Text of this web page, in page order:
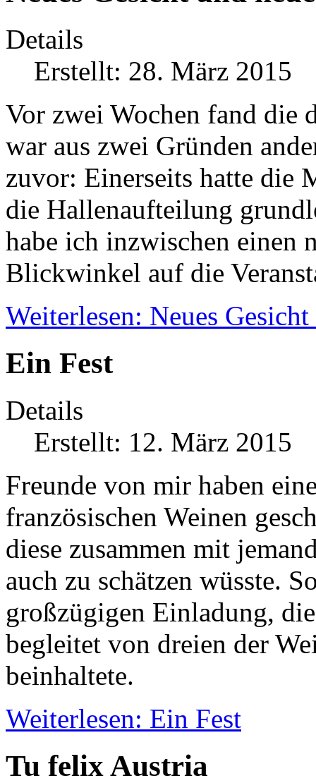
Details
Erstellt: 28. März 2015
Vor zwei Wochen fand die
war aus zwei Gründen
zuvor: Einerseits hatte die
die Hallenaufteilung
habe ich inzwischen einen
Blickwinkel auf die
Weiterlesen: Neues
Ein Fest
Details
Erstellt: 12. März 2015
Freunde von mir haben
französischen Weinen
diese zusammen mit
auch zu schätzen wüsste.
großzügigen Einladung,
begleitet von dreien der
beinhaltete.
Weiterlesen: Ein Fest
Tu felix Austria